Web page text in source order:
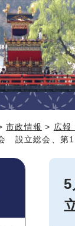
市政情報 > 広報
設立総会、第1